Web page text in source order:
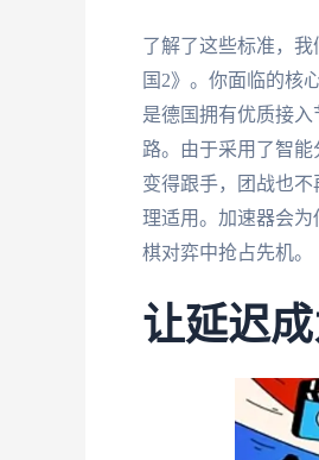
了解了这些标准，
国2》。你面临的核
是德国拥有优质接
路。由于采用了智能
变得跟手，团战也
理适用。加速器会
棋对弈中抢占先机。
让延迟